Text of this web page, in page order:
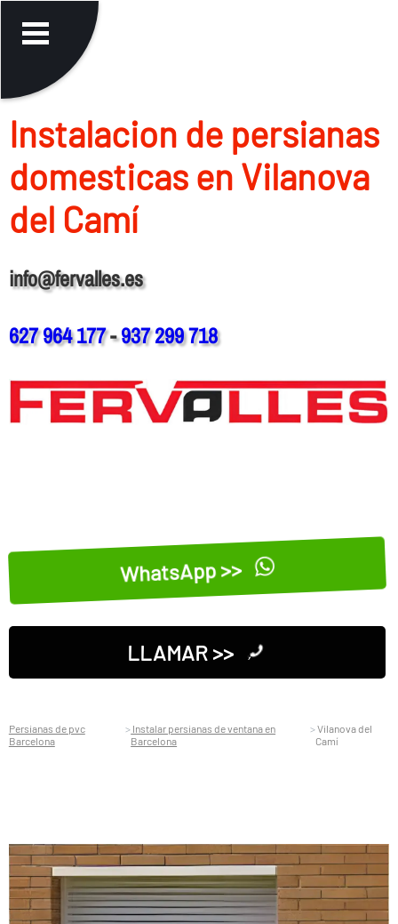
Instalacion de persianas
domesticas en Vilanova
del Camí
info@fervalles.es
627 964 177-937 299 718
WhatsApp >>
LLAMAR >>
Persianas de pvc
Barcelona
Instalar persianas de ventana en
Barcelona
Vilanova del
Camí